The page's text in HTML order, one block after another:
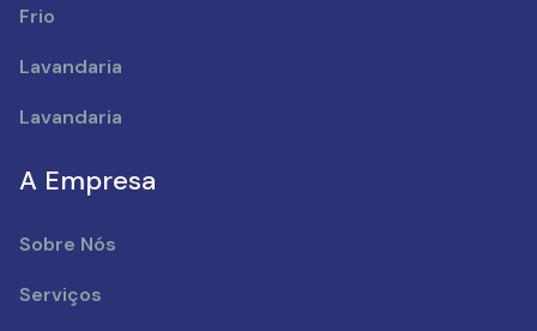
Frio
Lavandaria
Lavandaria
A Empresa
Sobre Nós
Serviços